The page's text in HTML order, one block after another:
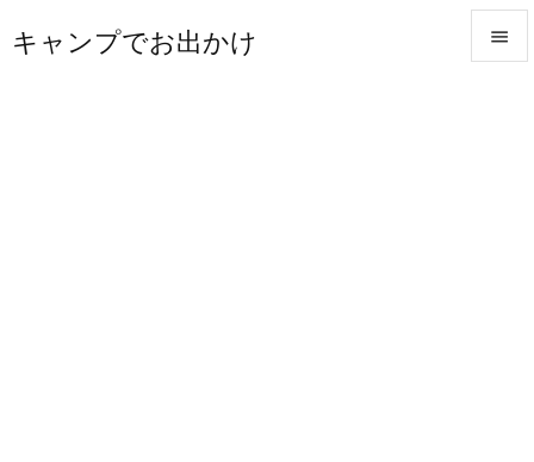
キャンプでお出かけ 